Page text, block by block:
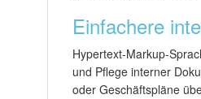
Einfachere
Hypertext-Markup-
und Pflege interner
oder Geschäftspläne